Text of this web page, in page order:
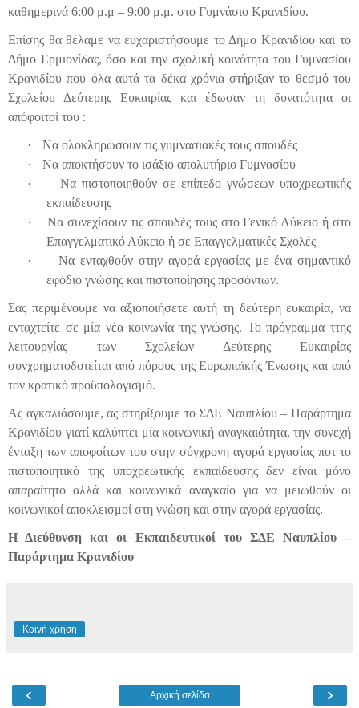
καθημερινά 6:00 μ.μ – 9:00 μ.μ. στο Γυμνάσιο Κρανιδίου.
Επίσης θα θέλαμε να ευχαριστήσουμε το Δήμο Κρανιδίου και το
Δήμο Ερμιονίδας, όσο και την σχολική κοινότητα του Γυμνασίου
Κρανιδίου που όλα αυτά τα δέκα χρόνια στήριξαν το θεσμό του
Σχολείου Δεύτερης Ευκαιρίας και έδωσαν τη δυνατότητα οι
απόφοιτοί του :
·
Να ολοκληρώσουν τις γυμνασιακές τους σπουδές
·
Να αποκτήσουν το ισάξιο απολυτήριο Γυμνασίου
·
Να πιστοποιηθούν σε επίπεδο γνώσεων υποχρεωτικής
εκπαίδευσης
·
Να συνεχίσουν τις σπουδές τους στο Γενικό Λύκειο ή στο
Επαγγελματικό Λύκειο ή σε Επαγγελματικές Σχολές
·
Να ενταχθούν στην αγορά εργασίας με ένα σημαντικό
εφόδιο γνώσης και πιστοποίησης προσόντων.
Σας περιμένουμε να αξιοποιήσετε αυτή τη δεύτερη ευκαιρία, να
ενταχτείτε σε μία νέα κοινωνία της γνώσης. Το πρόγραμμα ττης
λειτουργίας των Σχολείων Δεύτερης Ευκαιρίας
συνχρηματοδοτείται από πόρους της Ευρωπαϊκής Ένωσης και από
τον κρατικό προϋπολογισμό.
Ας αγκαλιάσουμε, ας στηρίξουμε το ΣΔΕ Ναυπλίου – Παράρτημα
Κρανιδίου γιατί καλύπτει μία κοινωνική αναγκαιότητα, την συνεχή
ένταξη των αποφοίτων του στην σύγχρονη αγορά εργασίας ποτ το
πιστοποιητικό της υποχρεωτικής εκπαίδευσης δεν είναι μόνο
απαραίτητο αλλά και κοινωνικά αναγκαίο για να μειωθούν οι
κοινωνικοί αποκλεισμοί στη γνώση και στην αγορά εργασίας.
Η Διεύθυνση και οι Εκπαιδευτικοί του ΣΔΕ Ναυπλίου –
Παράρτημα Κρανιδίου
Κοινή χρήση
‹ ›
Αρχική σελίδα